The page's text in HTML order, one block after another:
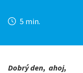
5 min.
Dobrý den, ahoj,